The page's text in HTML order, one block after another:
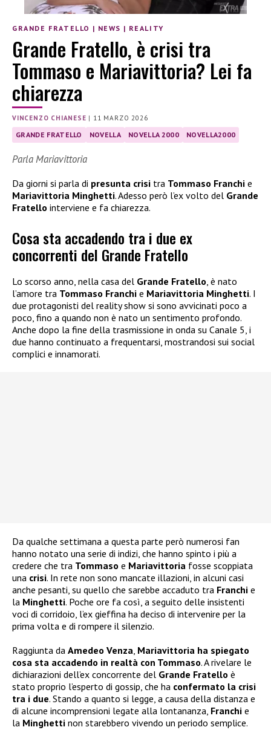
GRANDE FRATELLO | NEWS | REALITY
Grande Fratello, è crisi tra
Tommaso e Mariavittoria? Lei fa
chiarezza
VINCENZO CHIANESE | 11 MARZO 2026
GRANDE FRATELLO NOVELLA NOVELLA 2000 NOVELLA2000
Parla Mariavittoria
Da giorni si parla di presunta crisi tra Tommaso Franchi e
Mariavittoria Minghetti. Adesso però l’ex volto del Grande
Fratello interviene e fa chiarezza.
Cosa sta accadendo tra i due ex
concorrenti del Grande Fratello
Lo scorso anno, nella casa del Grande Fratello, è nato
l’amore tra Tommaso Franchi e Mariavittoria Minghetti. I
due protagonisti del reality show si sono avvicinati poco a
poco, fino a quando non è nato un sentimento profondo.
Anche dopo la fine della trasmissione in onda su Canale 5, i
due hanno continuato a frequentarsi, mostrandosi sui social
complici e innamorati.
Da qualche settimana a questa parte però numerosi fan
hanno notato una serie di indizi, che hanno spinto i più a
credere che tra Tommaso e Mariavittoria fosse scoppiata
una crisi. In rete non sono mancate illazioni, in alcuni casi
anche pesanti, su quello che sarebbe accaduto tra Franchi e
la Minghetti. Poche ore fa così, a seguito delle insistenti
voci di corridoio, l’ex gieffina ha deciso di intervenire per la
prima volta e di rompere il silenzio.
Raggiunta da Amedeo Venza, Mariavittoria ha spiegato
cosa sta accadendo in realtà con Tommaso. A rivelare le
dichiarazioni dell’ex concorrente del Grande Fratello è
stato proprio l’esperto di gossip, che ha confermato la crisi
tra i due. Stando a quanto si legge, a causa della distanza e
di alcune incomprensioni legate alla lontananza, Franchi e
la Minghetti non starebbero vivendo un periodo semplice.